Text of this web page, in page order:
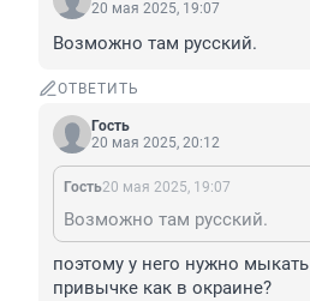
20 мая 2025, 19:07
Возможно там русский.
ОТВЕТИТЬ
Гость
20 мая 2025, 20:12
Гость20 мая 2025, 19:07
Возможно там русский.
поэтому у него нужно
привычке как в окраине?